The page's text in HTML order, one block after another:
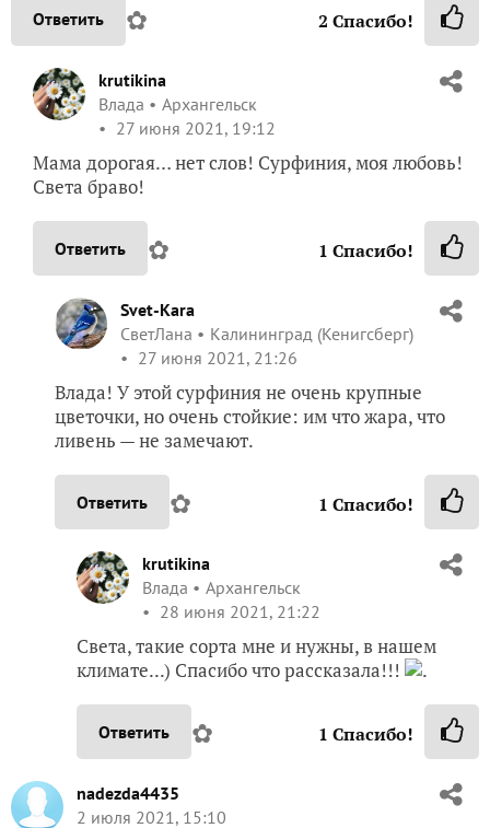
Ответить ✿ 2 Спасибо!
krutikina
Влада
Архангельск
27 июня 2021, 19:12
Мама дорогая… нет слов! Сурфиния, моя любовь!
Света браво!
Ответить ✿ 1 Спасибо!
Svet-Kara
СветЛана
Калининград (Кенигсберг)
27 июня 2021, 21:26
Влада! У этой сурфиния не очень крупные
цветочки, но очень стойкие: им что жара, что
ливень — не замечают.
Ответить ✿ 1 Спасибо!
krutikina
Влада
Архангельск
28 июня 2021, 21:22
Света, такие сорта мне и нужны, в нашем
климате...) Спасибо что рассказала!!!
.
Ответить ✿ 1 Спасибо!
nadezda4435
2 июля 2021, 15:10